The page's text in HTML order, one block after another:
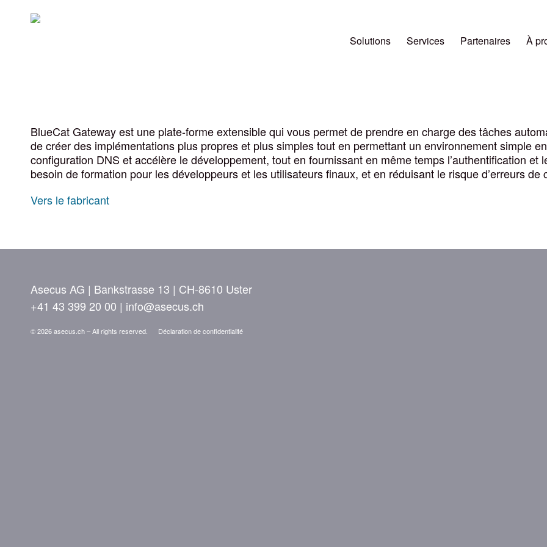
Solutions Services Partenaires À
BlueCat Gateway est une plate-forme extensible qui vous permet de prendre en charge des tâches
de créer des implémentations plus propres et plus simples tout en permettant un environnement simple
configuration DNS et accélère le développement, tout en fournissant en même temps l’authentification et
besoin de formation pour les développeurs et les utilisateurs finaux, et en réduisant le risque d’erreurs de
Vers le fabricant
Asecus AG Bankstrasse 13
CH-8610 Uster
+41 43 399 20 00
info@asecus.ch
© 2026 asecus.ch – All rights reserved. Déclaration de confidentialité